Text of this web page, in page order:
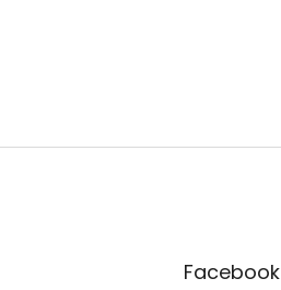
Facebook